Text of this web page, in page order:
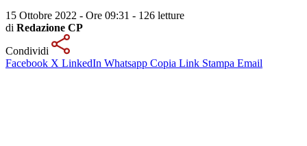
15 Ottobre 2022 - Ore 09:31 - 126 letture
di Redazione CP
Condividi
Facebook X LinkedIn Whatsapp Copia Link Stampa Email